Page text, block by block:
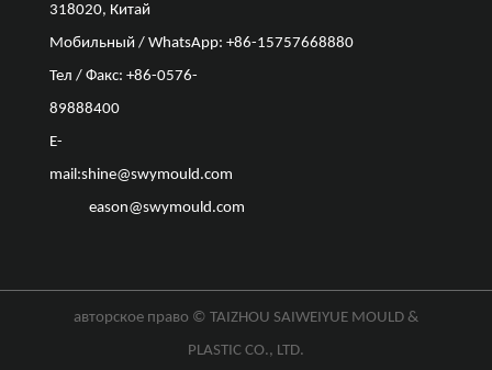
318020, Китай
Мобильный / WhatsApp: +86-15757668880
Тел / Факс: +86-0576-
89888400
E-
mail:shine@swymould.com
eason@swymould.com
авторское право © TAIZHOU SAIWEIYUE MOULD &
PLASTIC CO., LTD.